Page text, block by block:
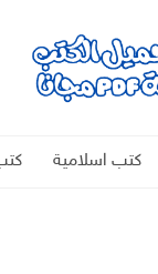
كتب اسلامية